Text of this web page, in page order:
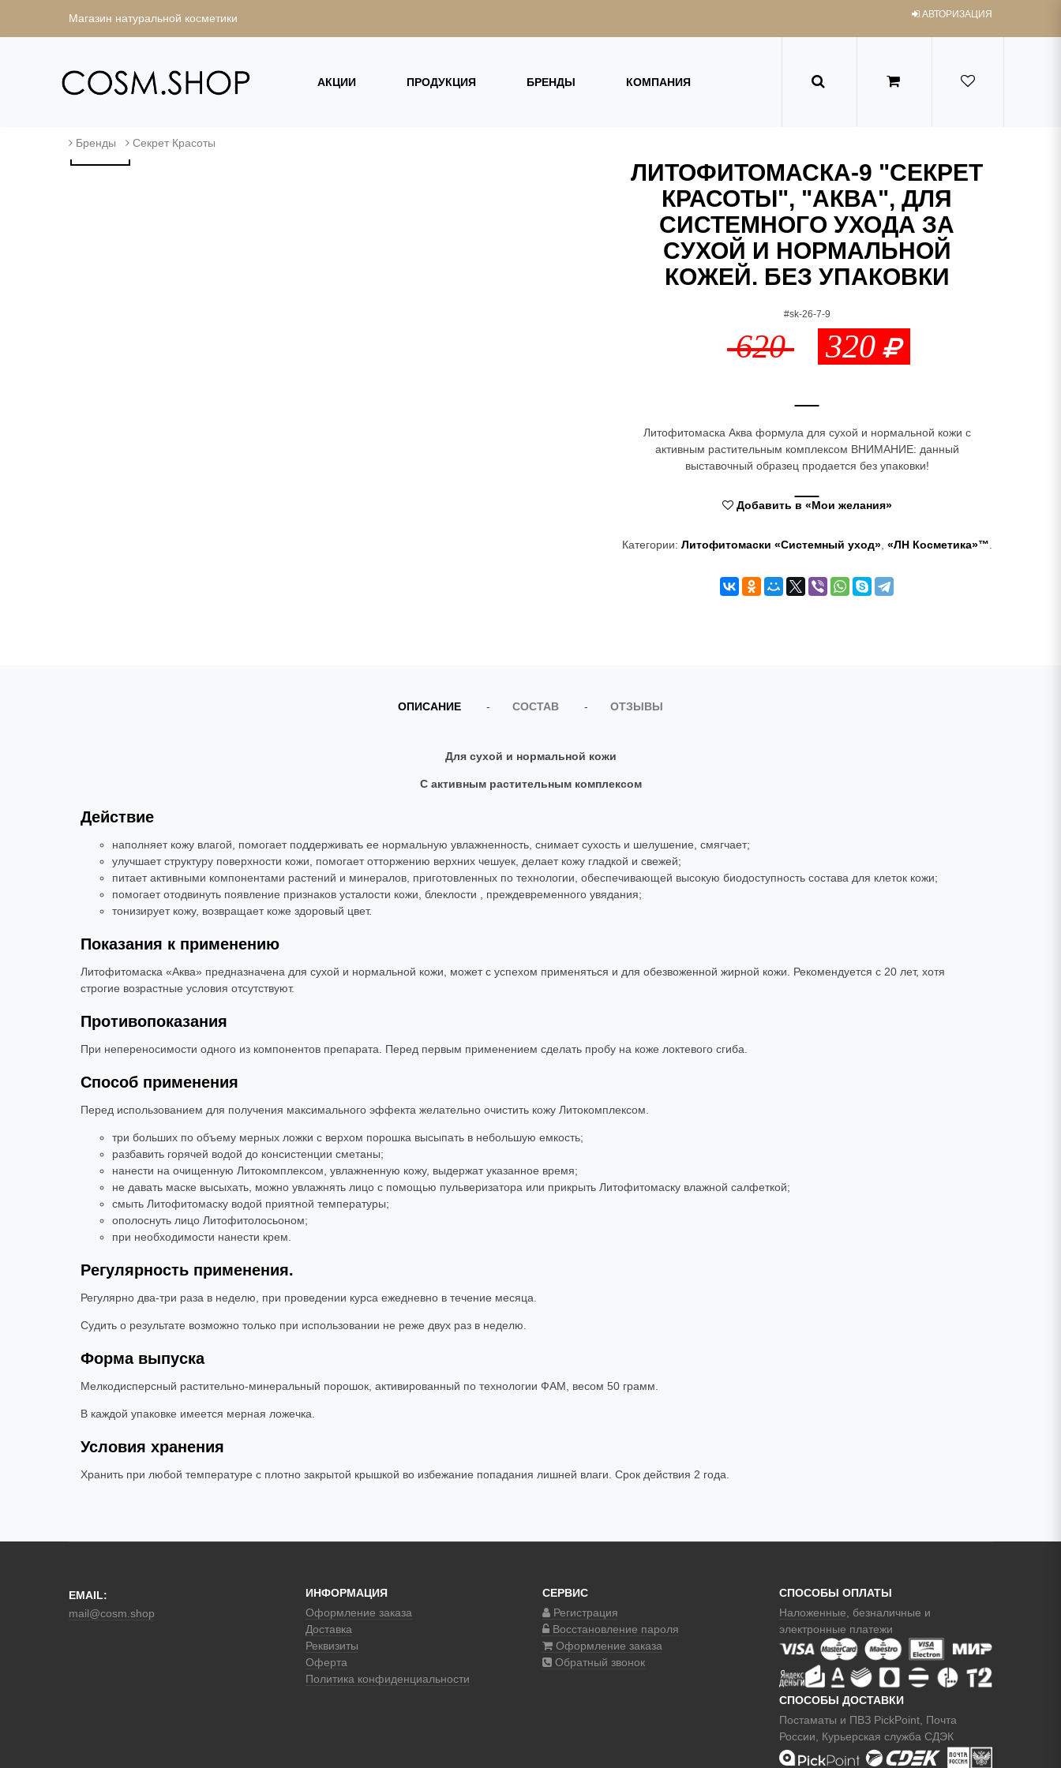
Магазин натуральной косметики АВТОРИЗАЦИЯ
АКЦИИ ПРОДУКЦИЯ БРЕНДЫ КОМПАНИЯ
Бренды Секрет Красоты
ЛИТОФИТОМАСКА-9 "СЕКРЕТ
КРАСОТЫ", "АКВА", ДЛЯ
СИСТЕМНОГО УХОДА ЗА
СУХОЙ И НОРМАЛЬНОЙ
КОЖЕЙ. БЕЗ УПАКОВКИ
#sk-26-7-9
620 320
Литофитомаска Аква формула для сухой и нормальной кожи с
активным растительным комплексом ВНИМАНИЕ: данный
выставочный образец продается без упаковки!
Добавить в «Мои желания»
Категории: Литофитомаски «Системный уход», «ЛН Косметика»™
ОПИСАНИЕ СОСТАВ ОТЗЫВЫ
Для сухой и нормальной кожи
С активным растительным комплексом
Действие
наполняет кожу влагой, помогает поддерживать ее нормальную увлажненность, снимает сухость и шелушение, смягчает;
улучшает структуру поверхности кожи, помогает отторжению верхних чешуек, делает кожу гладкой и свежей;
питает активными компонентами растений и минералов, приготовленных по технологии, обеспечивающей высокую биодоступность состава для клеток кожи;
помогает отодвинуть появление признаков усталости кожи, блеклости , преждевременного увядания;
тонизирует кожу, возвращает коже здоровый цвет.
Показания к применению
Литофитомаска «Аква» предназначена для сухой и нормальной кожи, может с успехом применяться и для обезвоженной жирной кожи. Рекомендуется с 20 лет, хотя
строгие возрастные условия отсутствуют.
Противопоказания
При непереносимости одного из компонентов препарата. Перед первым применением сделать пробу на коже локтевого сгиба.
Способ применения
Перед использованием для получения максимального эффекта желательно очистить кожу Литокомплексом.
три больших по объему мерных ложки с верхом порошка высыпать в небольшую емкость;
разбавить горячей водой до консистенции сметаны;
нанести на очищенную Литокомплексом, увлажненную кожу, выдержат указанное время;
не давать маске высыхать, можно увлажнять лицо с помощью пульверизатора или прикрыть Литофитомаску влажной салфеткой;
смыть Литофитомаску водой приятной температуры;
ополоснуть лицо Литофитолосьоном;
при необходимости нанести крем.
Регулярность применения.
Регулярно два-три раза в неделю, при проведении курса ежедневно в течение месяца.
Судить о результате возможно только при использовании не реже двух раз в неделю.
Форма выпуска
Мелкодисперсный растительно-минеральный порошок, активированный по технологии ФАМ, весом 50 грамм.
В каждой упаковке имеется мерная ложечка.
Условия хранения
Хранить при любой температуре с плотно закрытой крышкой во избежание попадания лишней влаги. Срок действия 2 года.
EMAIL:
mail@cosm.shop
ИНФОРМАЦИЯ
Оформление заказа
Доставка
Реквизиты
Оферта
Политика конфиденциальности
СЕРВИС
Регистрация
Восстановление пароля
Оформление заказа
Обратный звонок
СПОСОБЫ ОПЛАТЫ
Наложенные , безналичные и
электронные платежи
СПОСОБЫ ДОСТАВКИ
Постаматы и ПВЗ PickPoint, Почта
России, Курьерская служба СДЭК